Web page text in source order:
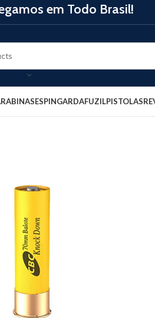
em Todo Brasil!
ESPINGARDAFUZILPISTOLAS